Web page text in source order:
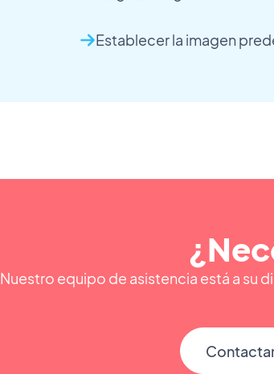
Establecer la imagen
Nuestro equipo de asistencia está a su